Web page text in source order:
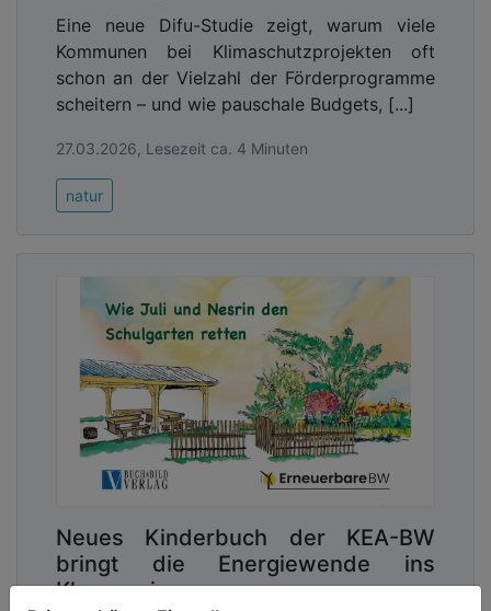
Eine neue Difu-Studie zeigt, warum viele
Kommunen bei Klimaschutzprojekten oft
schon an der Vielzahl der Förderprogramme
scheitern – und wie pauschale Budgets, [...]
27.03.2026, Lesezeit ca. 4 Minuten
natur
Neues Kinderbuch der KEA-BW
bringt die Energiewende ins
Klassenzimmer